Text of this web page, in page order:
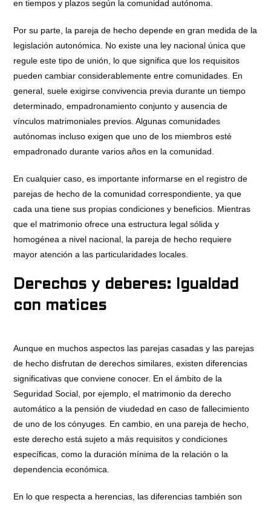
en tiempos y plazos según la comunidad autónoma.
Por su parte, la pareja de hecho depende en gran medida de la
legislación autonómica. No existe una ley nacional única que
regule este tipo de unión, lo que significa que los requisitos
pueden cambiar considerablemente entre comunidades. En
general, suele exigirse convivencia previa durante un tiempo
determinado, empadronamiento conjunto y ausencia de
vínculos matrimoniales previos. Algunas comunidades
autónomas incluso exigen que uno de los miembros esté
empadronado durante varios años en la comunidad.
En cualquier caso, es importante informarse en el registro de
parejas de hecho de la comunidad correspondiente, ya que
cada una tiene sus propias condiciones y beneficios. Mientras
que el matrimonio ofrece una estructura legal sólida y
homogénea a nivel nacional, la pareja de hecho requiere
mayor atención a las particularidades locales.
Derechos y deberes: Igualdad
con matices
Aunque en muchos aspectos las parejas casadas y las parejas
de hecho disfrutan de derechos similares, existen diferencias
significativas que conviene conocer. En el ámbito de la
Seguridad Social, por ejemplo, el matrimonio da derecho
automático a la pensión de viudedad en caso de fallecimiento
de uno de los cónyuges. En cambio, en una pareja de hecho,
este derecho está sujeto a más requisitos y condiciones
específicas, como la duración mínima de la relación o la
dependencia económica.
En lo que respecta a herencias, las diferencias también son